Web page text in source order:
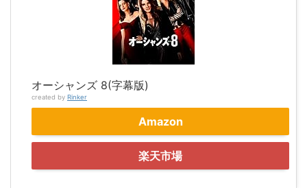
オーシャンズ 8(字幕版)
created by Rinker
Amazon
楽天市場